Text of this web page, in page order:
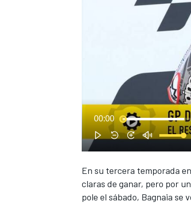
NASCAR CUP
00:00
En su tercera temporada
claras de ganar, pero por
pole el sábado, Bagnaia se